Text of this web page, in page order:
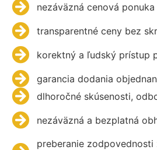
nezáväzná cenová ponuka
transparentné ceny bez
korektný a ľudský prístup
garancia dodania
dlhoročné skúsenosti,
nezáväzná a bezplatná
preberanie